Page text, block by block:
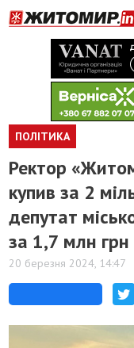
ПОЛІТИКА
Ректор
купив за 2
депутат
за 1,7 млн грн
20 березня 2024, 14:47